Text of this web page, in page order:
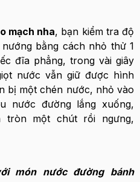
mạch nha, bạn kiểm tra độ
bằng cách nhỏ thử 1
đĩa phẳng, trong vài giây
nước vẫn giữ được hình
bị một chén nước, nhỏ vào
nước đường lắng xuống,
tròn một chút rồi ngưng,
món nước đường bánh